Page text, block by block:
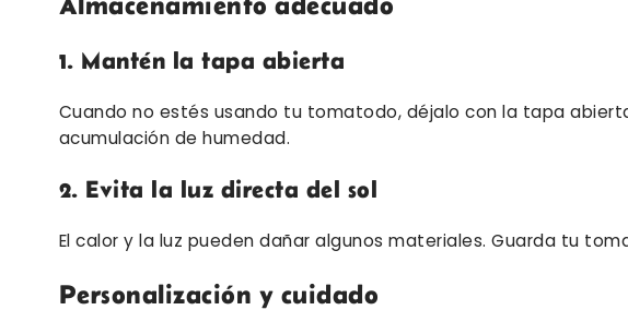
1. Mantén la tapa abierta
Cuando no estés usando tu tomatodo, déjalo con la tapa
acumulación de humedad.
2. Evita la luz directa del sol
El calor y la luz pueden dañar algunos materiales. Guarda tu
Personalización y cuidado